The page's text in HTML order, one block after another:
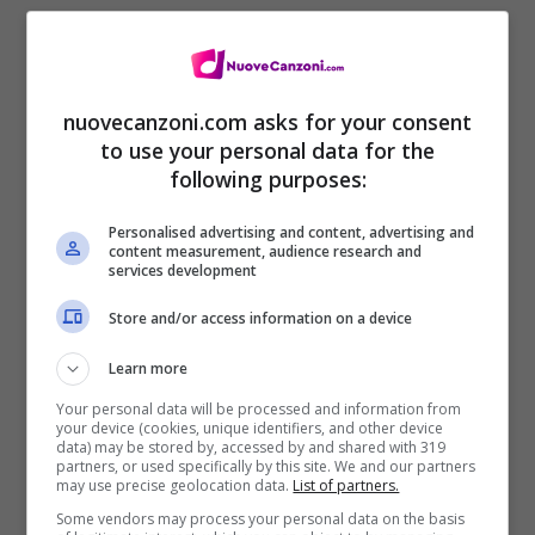
I been trappin’ up the millions, used to trap
it off a RAZR
Back when I was sellin’ two-for-five plays,
Niggas never had to give it to me, I want it,
I’ma take it
Guaranteed to tell a ho goodbye if she don’t
try to get naked
I’m like mmh
Mmh, gotta get up out my room
Got some more bad vibes comin’ through
nuovecanzoni.com asks for your consent
to use your personal data for the
following purposes:
Personalised advertising and content, advertising and
content measurement, audience research and
services development
Store and/or access information on a device
Learn more
Your personal data will be processed and information from
your device (cookies, unique identifiers, and other device
data) may be stored by, accessed by and shared with 319
partners, or used specifically by this site. We and our partners
may use precise geolocation data. List of partners.
Some vendors may process your personal data on the basis